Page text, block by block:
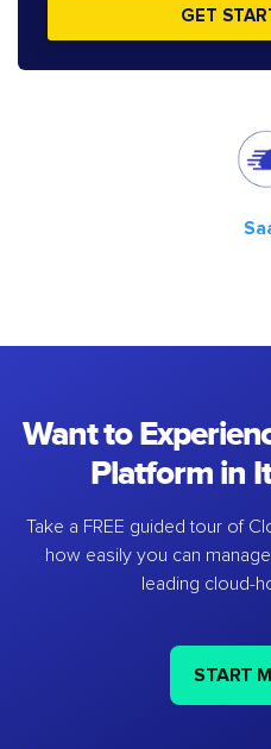
GET
Want to
Platform in
Take a FREE guided tour of
how easily you can
leading cloud-
START